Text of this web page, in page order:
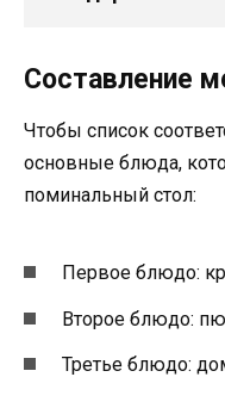
Составление
Чтобы список
основные блюда,
поминальный стол:
Первое блюдо:
Второе блюдо:
Третье блюдо: